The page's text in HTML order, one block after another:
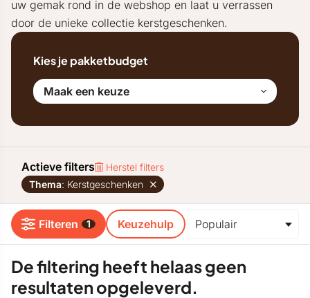
uw gemak rond in de webshop en laat u verrassen
door de unieke collectie kerstgeschenken.
Kies je pakketbudget
Maak een keuze
Actieve filters
Herstel filters
Thema: Kerstgeschenken
Filteren 1 Keuzehulp
De filtering heeft helaas geen
resultaten opgeleverd.